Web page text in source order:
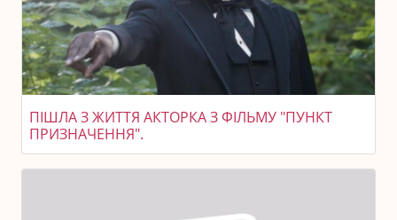
ПІШЛА З ЖИТТЯ АКТОРКА З ФІЛЬМУ "ПУНКТ
ПРИЗНАЧЕННЯ".